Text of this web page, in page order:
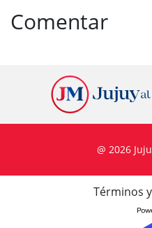
Comentar
@ 2026
Términos